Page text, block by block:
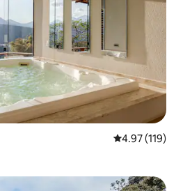
5 ರಲ್ಲಿ 4.97
4.97 (119)